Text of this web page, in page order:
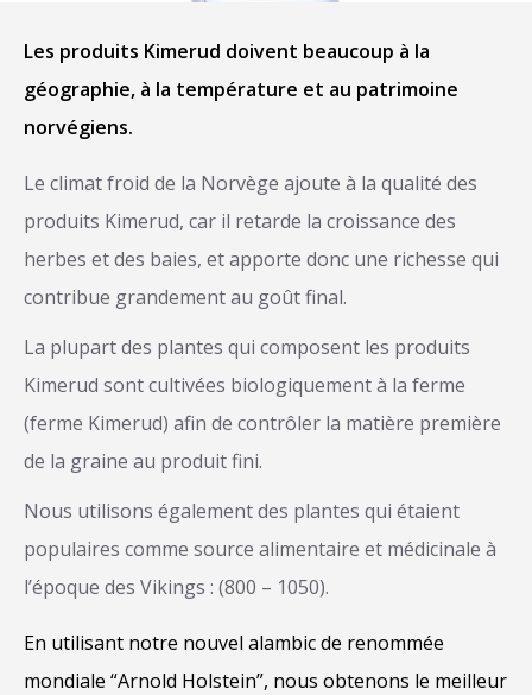
Les produits Kimerud doivent beaucoup à la
géographie, à la température et au patrimoine
norvégiens.
Le climat froid de la Norvège ajoute à la qualité des
produits Kimerud, car il retarde la croissance des
herbes et des baies, et apporte donc une richesse qui
contribue grandement au goût final.
La plupart des plantes qui composent les produits
Kimerud sont cultivées biologiquement à la ferme
(ferme Kimerud) afin de contrôler la matière première
de la graine au produit fini.
Nous utilisons également des plantes qui étaient
populaires comme source alimentaire et médicinale à
l’époque des Vikings : (800 – 1050).
En utilisant notre nouvel alambic de renommée
mondiale “Arnold Holstein”, nous obtenons le meilleur